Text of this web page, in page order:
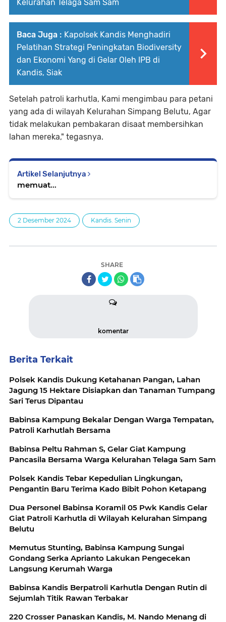
Kelurahan Telaga Sam Sam
Baca Juga : Kapolsek Kandis Menghadiri
Pelatihan Strategi Peningkatan Biodiversity
dan Ekonomi Yang di Gelar Oleh IPB di
Kandis, Siak
Setelah patroli karhutla, Kami mengimbau para petani
yang ada di wilayah Kelurahan Simpang Belutu, Agar
tidak melakukan pembakaran disaat membersihkan
lahan mereka," tegasnya.
Artikel Selanjutnya
memuat...
2 Desember 2024 Kandis. Senin
SHARE
komentar
Berita Terkait
Polsek Kandis Dukung Ketahanan Pangan, Lahan
Jagung 15 Hektare Disiapkan dan Tanaman Tumpang
Sari Terus Dipantau
Babinsa Kampung Bekalar Dengan Warga Tempatan,
Patroli Karhutlah Bersama
Babinsa Peltu Rahman S, Gelar Giat Kampung
Pancasila Bersama Warga Kelurahan Telaga Sam Sam
Polsek Kandis Tebar Kepedulian Lingkungan,
Pengantin Baru Terima Kado Bibit Pohon Ketapang
Dua Personel Babinsa Koramil 05 Pwk Kandis Gelar
Giat Patroli Karhutla di Wilayah Kelurahan Simpang
Belutu
Memutus Stunting, Babinsa Kampung Sungai
Gondang Serka Aprianto Lakukan Pengecekan
Langsung Kerumah Warga
Babinsa Kandis Berpatroli Karhutla Dengan Rutin di
Sejumlah Titik Rawan Terbakar
220 Crosser Panaskan Kandis, M. Nando Menang di